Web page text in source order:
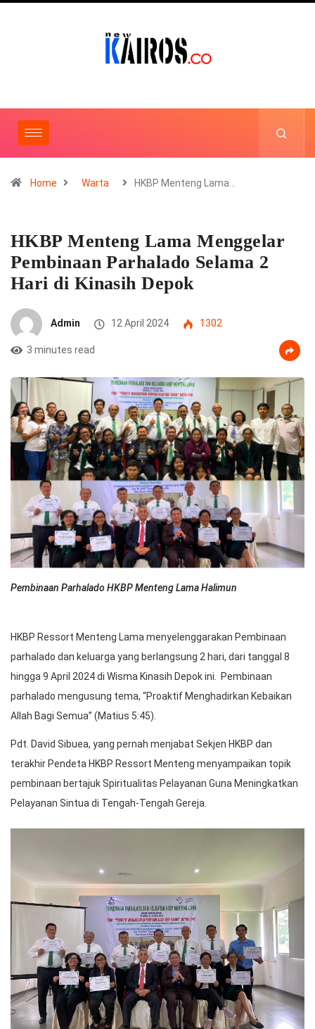
Home Warta HKBP Menteng Lama…
HKBP Menteng Lama Menggelar
Pembinaan Parhalado Selama 2
Hari di Kinasih Depok
Admin 12 April 2024 1302
3 minutes read
Pembinaan Parhalado HKBP Menteng Lama Halimun
HKBP Ressort Menteng Lama menyelenggarakan Pembinaan
parhalado dan keluarga yang berlangsung 2 hari, dari tanggal 8
hingga 9 April 2024 di Wisma Kinasih Depok ini. Pembinaan
parhalado mengusung tema, “Proaktif Menghadirkan Kebaikan
Allah Bagi Semua” (Matius 5:45).
Pdt. David Sibuea, yang pernah menjabat Sekjen HKBP dan
terakhir Pendeta HKBP Ressort Menteng menyampaikan topik
pembinaan bertajuk Spiritualitas Pelayanan Guna Meningkatkan
Pelayanan Sintua di Tengah-Tengah Gereja.